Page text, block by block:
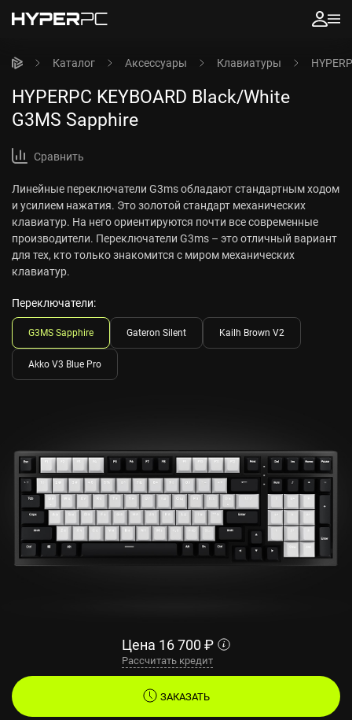
Каталог Аксессуары Клавиатуры
HYPERPC KEYBOARD Black/White
G3MS Sapphire
Сравнить
Линейные переключатели G3ms обладают стандартным ходом
и усилием нажатия. Это золотой стандарт механических
клавиатур. На него ориентируются почти все современные
производители. Переключатели G3ms – это отличный вариант
для тех, кто только знакомится с миром механических
клавиатур.
Переключатели:
G3MS Sapphire Gateron Silent Kailh Brown V2
Akko V3 Blue Pro
Цена 16 700 ₽
Рассчитать кредит
ЗАКАЗАТЬ